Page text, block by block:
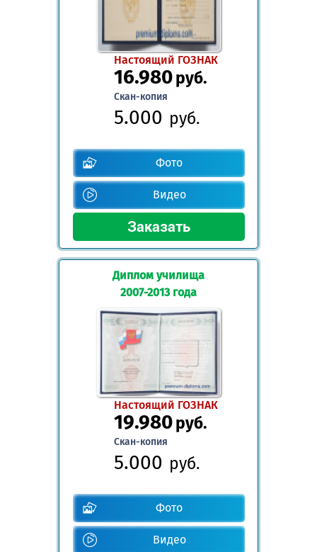
Настоящий ГОЗНАК
16.980руб.
Скан-копия
5.000 руб.
Фото
Видео
Диплом училища
2007-2013 года
Настоящий ГОЗНАК
19.980руб.
Скан-копия
5.000 руб.
Фото
Видео